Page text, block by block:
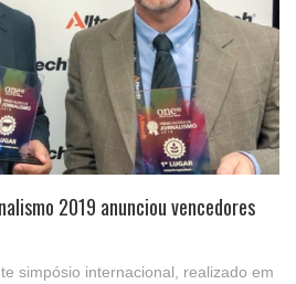
2019 anunciou vencedores
simpósio internacional, realizado em